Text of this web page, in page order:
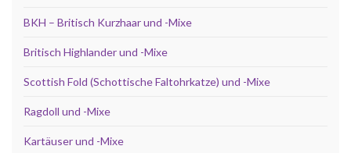
BKH – Britisch Kurzhaar und -Mixe
Britisch Highlander und -Mixe
Scottish Fold (Schottische Faltohrkatze) und -Mixe
Ragdoll und -Mixe
Kartäuser und -Mixe